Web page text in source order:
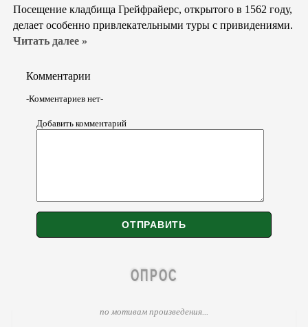
Посещение кладбища Грейфрайерс, открытого в 1562 году,
делает особенно привлекательными туры с привидениями.
Читать далее »
Комментарии
-Комментариев нет-
Добавить комментарий
ОПРОС
по мотивам произведения...